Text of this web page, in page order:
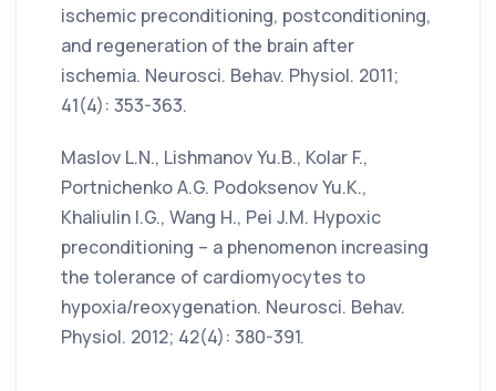
ischemic preconditioning, postconditioning,
and regeneration of the brain after
ischemia. Neurosci. Behav. Physiol. 2011;
41(4): 353-363.
Maslov L.N., Lishmanov Yu.B., Kolar F.,
Portnichenko A.G. Podoksenov Yu.K.,
Khaliulin I.G., Wang H., Pei J.M. Hypoxic
preconditioning – a phenomenon increasing
the tolerance of cardiomyocytes to
hypoxia/reoxygenation. Neurosci. Behav.
Physiol. 2012; 42(4): 380-391.